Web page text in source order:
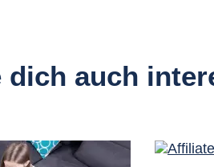
dich auch